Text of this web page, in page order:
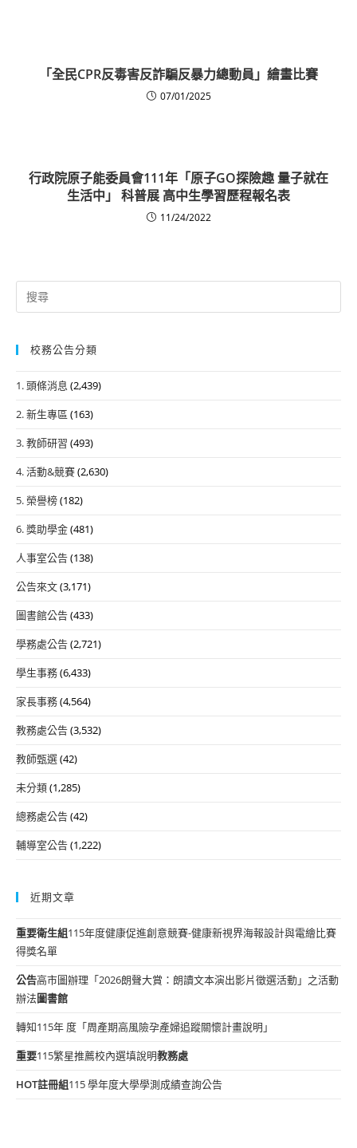
「全民CPR反毒害反詐騙反暴力總動員」繪畫比賽
07/01/2025
行政院原子能委員會111年「原子GO探險趣 量子就在
生活中」 科普展 高中生學習歷程報名表
11/24/2022
Search
for:
校務公告分類
1. 頭條消息 (2,439)
2. 新生專區 (163)
3. 教師研習 (493)
4. 活動&競賽(2,630)
5. 榮譽榜(182)
6. 獎助學金(481)
人事室公告(138)
公告來文(3,171)
圖書館公告(433)
學務處公告(2,721)
學生事務(6,433)
家長事務(4,564)
教務處公告(3,532)
教師甄選(42)
未分類(1,285)
總務處公告(42)
輔導室公告(1,222)
近期文章
重要衛生組115年度健康促進創意競賽-健康新視界海報設計與電繪比賽
得獎名單
公告高市圖辦理「2026朗聲大賞：朗讀文本演出影片徵選活動」之活動
辦法圖書館
轉知115年 度「周產期高風險孕產婦追蹤關懷計畫說明」
重要115繁星推薦校內選填說明教務處
HOT註冊組115 學年度大學學測成績查詢公告